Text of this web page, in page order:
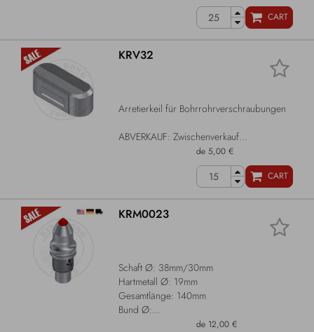
CART
KRV32
Arretierkeil für Bohrrohrverschraubungen
ABVERKAUF: Zwischenverkauf...
de 5,00 €
CART
KRM0023
Schaft Ø: 38mm/30mm
Hartmetall Ø: 19mm
Gesamtlänge: 140mm
Bund Ø:...
de 12,00 €